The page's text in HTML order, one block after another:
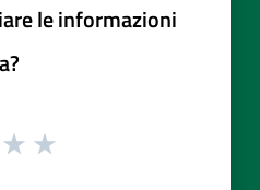
le informazioni